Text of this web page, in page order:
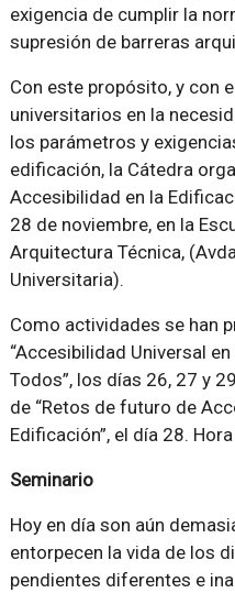
exigencia de cumplir la
supresión de barreras
Con este propósito, y con
universitarios en la
los parámetros y
edificación, la Cátedra
Accesibilidad en la
28 de noviembre, en la
Arquitectura Técnica,
Universitaria).
Como actividades se han
“Accesibilidad Universal
Todos”, los días 26, 27 y
de “Retos de futuro de
Edificación”, el día 28.
Seminario
Hoy en día son aún
entorpecen la vida de los
pendientes diferentes e